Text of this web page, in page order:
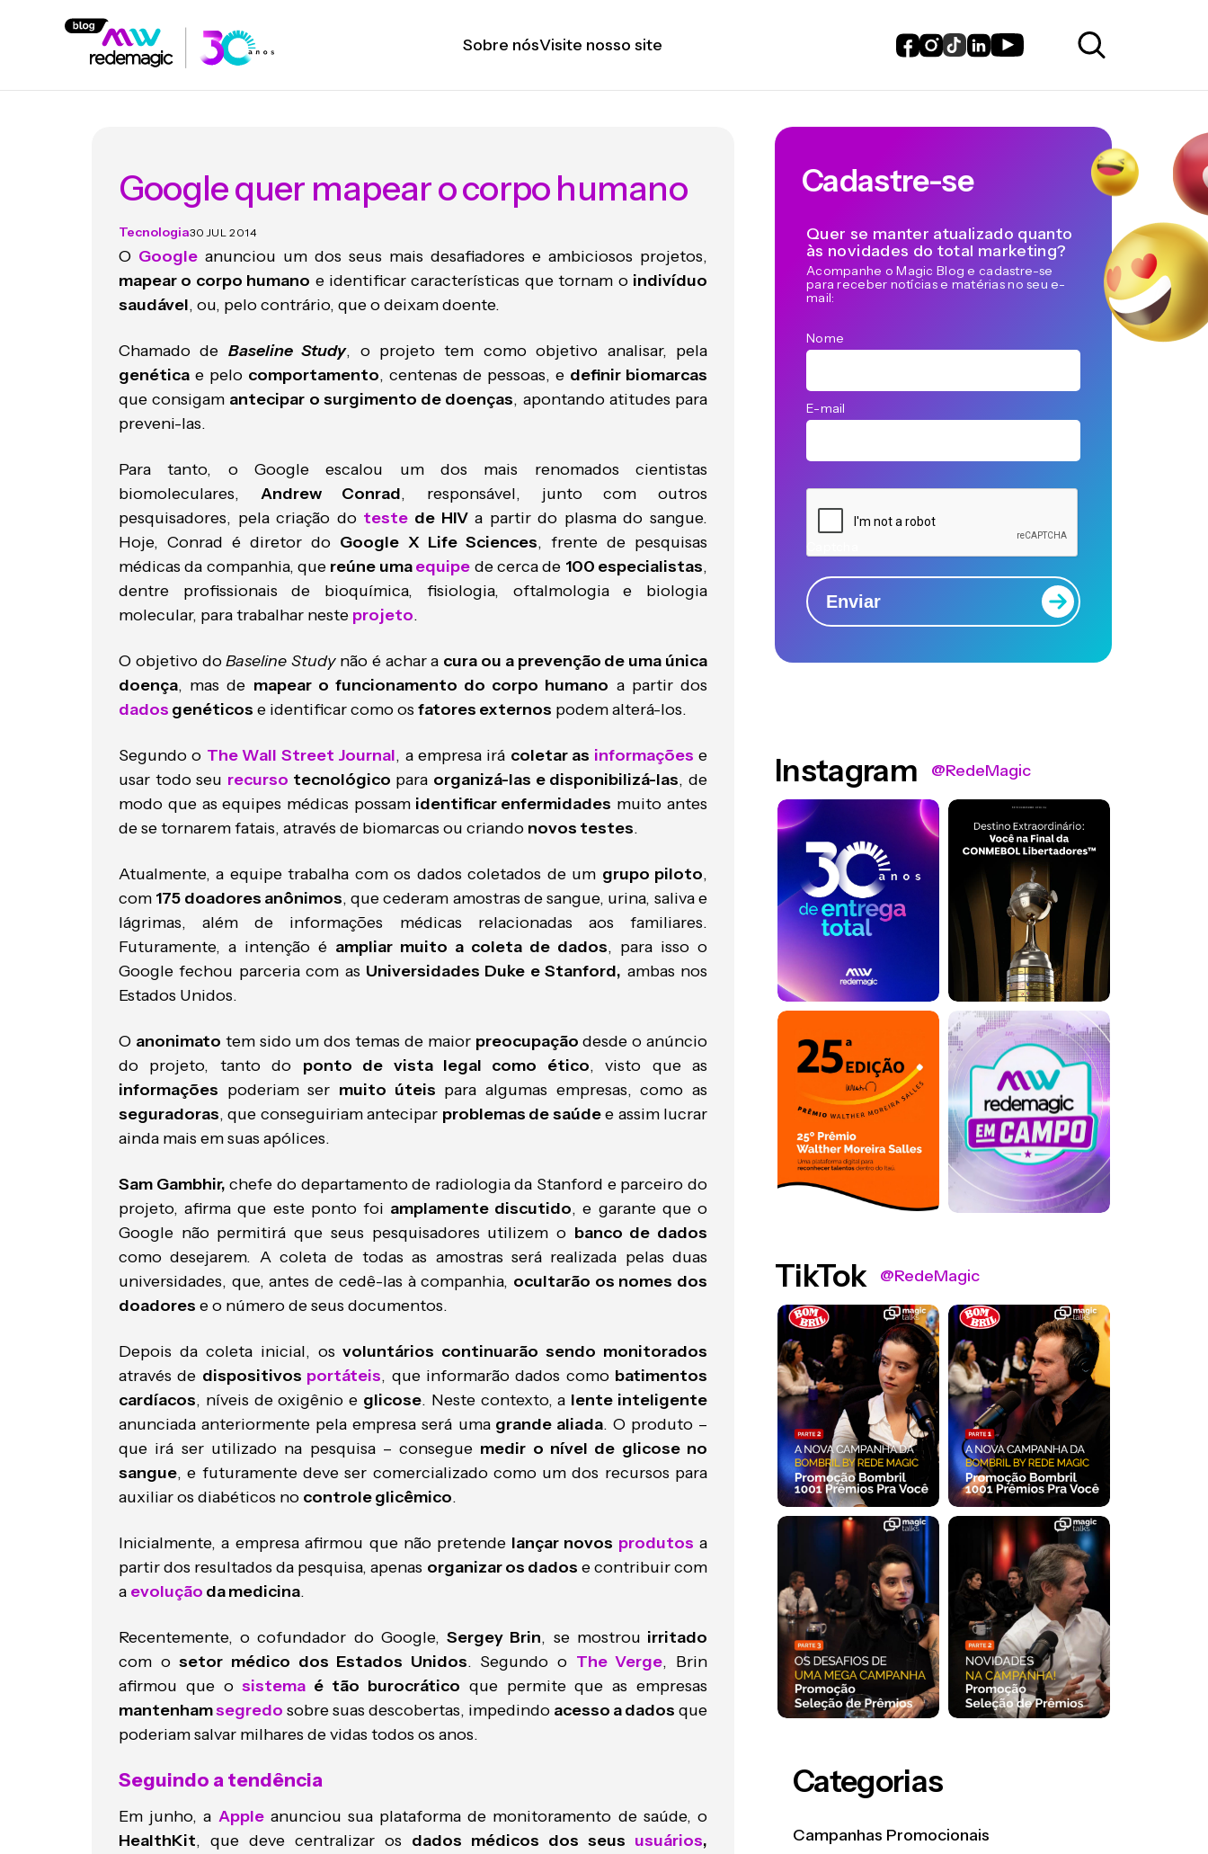
Sobre nósVisite nosso site
Google quer mapear o corpo humano
Tecnologia30 JUL 2014
O Google anunciou um dos seus mais desafiadores e ambiciosos projetos,
mapear o corpo humano e identificar características que tornam o indivíduo
saudável, ou, pelo contrário, que o deixam doente.
Chamado de Baseline Study, o projeto tem como objetivo analisar, pela
genética e pelo comportamento, centenas de pessoas, e definir biomarcas
que consigam antecipar o surgimento de doenças, apontando atitudes para
preveni-las.
Para tanto, o Google escalou um dos mais renomados cientistas
biomoleculares, Andrew Conrad, responsável, junto com outros
pesquisadores, pela criação do teste de HIVa partir do plasma do sangue.
Hoje, Conrad é diretor do Google X Life Sciences, frente de pesquisas
médicas da companhia, que reúne umaequipe de cerca de 100 especialistas,
dentre profissionais de bioquímica, fisiologia, oftalmologia e biologia
molecular, para trabalhar neste projeto.
O objetivo doBaseline Studynão é achar a cura ou a prevenção de uma única
doença, mas de mapear o funcionamento do corpo humano a partir dos
dados genéticos e identificar como os fatores externos podem alterá-los.
Segundo o The Wall Street Journal, a empresa irá coletar as informações e
usar todo seu recurso tecnológico para organizá-las e disponibilizá-las, de
modo que as equipes médicas possamidentificar enfermidades muito antes
de se tornarem fatais, através de biomarcas ou criando novos testes.
Atualmente, a equipe trabalha com os dados coletados de um grupo piloto,
com 175 doadores anônimos, que cederam amostras de sangue, urina, saliva e
lágrimas, além de informações médicas relacionadas aos familiares.
Futuramente, a intenção é ampliar muito a coleta de dados, para isso o
Google fechou parceria com as Universidades Duke e Stanford, ambas nos
Estados Unidos.
O anonimato tem sido um dos temas de maior preocupação desde o anúncio
do projeto, tanto do ponto de vista legal como ético, visto que as
informações poderiam ser muito úteis para algumas empresas, como as
seguradoras, que conseguiriam antecipar problemas de saúdee assim lucrar
ainda mais em suas apólices.
Sam Gambhir, chefe do departamento de radiologia da Stanford e parceiro do
projeto, afirma que este ponto foi amplamente discutido, e garante que o
Google não permitirá que seus pesquisadores utilizem o banco de dados
como desejarem. A coleta de todas as amostras será realizada pelas duas
universidades, que, antes de cedê-las à companhia, ocultarão os nomes dos
doadores e o número de seus documentos.
Depois da coleta inicial, osvoluntários continuarão sendo monitorados
através de dispositivos portáteis, que informarão dados como batimentos
cardíacos, níveis de oxigênio e glicose. Neste contexto, a lente inteligente
anunciada anteriormente pela empresa será umagrande aliada. O produto –
que irá ser utilizado na pesquisa – consegue medir o nível de glicose no
sangue, e futuramente deve ser comercializado como um dos recursos para
auxiliar os diabéticos no controle glicêmico.
Inicialmente, a empresa afirmou que não pretende lançar novos produtos a
partir dos resultados da pesquisa, apenas organizar os dados e contribuir com
a evolução da medicina.
Recentemente, o cofundador do Google,Sergey Brin, se mostrou irritado
com osetor médico dos Estados Unidos. Segundo o The Verge, Brin
afirmou que osistema é tão burocrático que permite que as empresas
mantenhamsegredo sobre suas descobertas, impedindo acesso a dados que
poderiam salvar milhares de vidas todos os anos.
Seguindo a tendência
Em junho, a Appleanunciou sua plataforma de monitoramento de saúde, o
HealthKit, que deve centralizar os dados médicos dos seus usuários,
Cadastre-se
Quer se manter atualizado quanto
às novidades do total marketing?
Acompanhe o Magic Blog e cadastre-se
para receber notícias e matérias no seu e-
mail:
Nome
E-mail
Enviar
Instagram @RedeMagic
TikTok @RedeMagic
Categorias
Campanhas Promocionais